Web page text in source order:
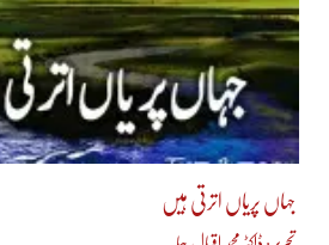
جہاں پریاں اترتی ہیں